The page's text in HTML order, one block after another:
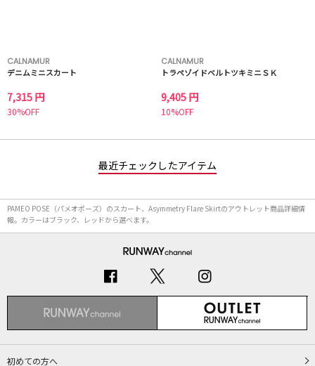
CALNAMUR
デニムミニスカート
7,315 円
30%OFF
CALNAMUR
トラペゾイドベルトツキミニＳＫ
9,405 円
10%OFF
最近チェックしたアイテム
PAMEO POSE（パメオポーズ）のスカート、Asymmetry Flare Skirtのアウトレット商品詳細情
報。カラーはブラック、レッドから選べます。
初めての方へ